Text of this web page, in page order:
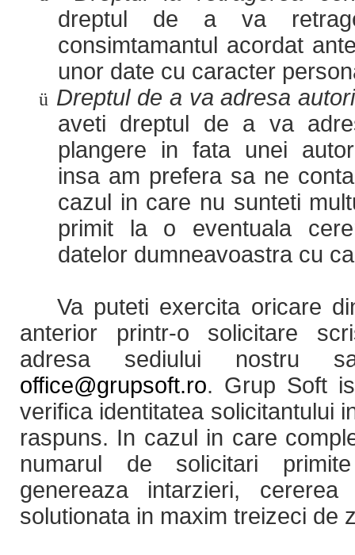
dreptul de a va
consimtamantul acordat
unor date cu caracter
ü Dreptul de a va adresa
aveti dreptul de a va
plangere in fata unei
insa am prefera sa ne
cazul in care nu sunteti
primit la o eventuala
datelor dumneavoastra cu
Va puteti exercita oricare
anterior printr-o solicitare
adresa sediului nostru
office@grupsoft.ro. Grup Soft
verifica identitatea solicitantului
raspuns. In cazul in care
numarul de solicitari
genereaza intarzieri,
solutionata in maxim treizeci de